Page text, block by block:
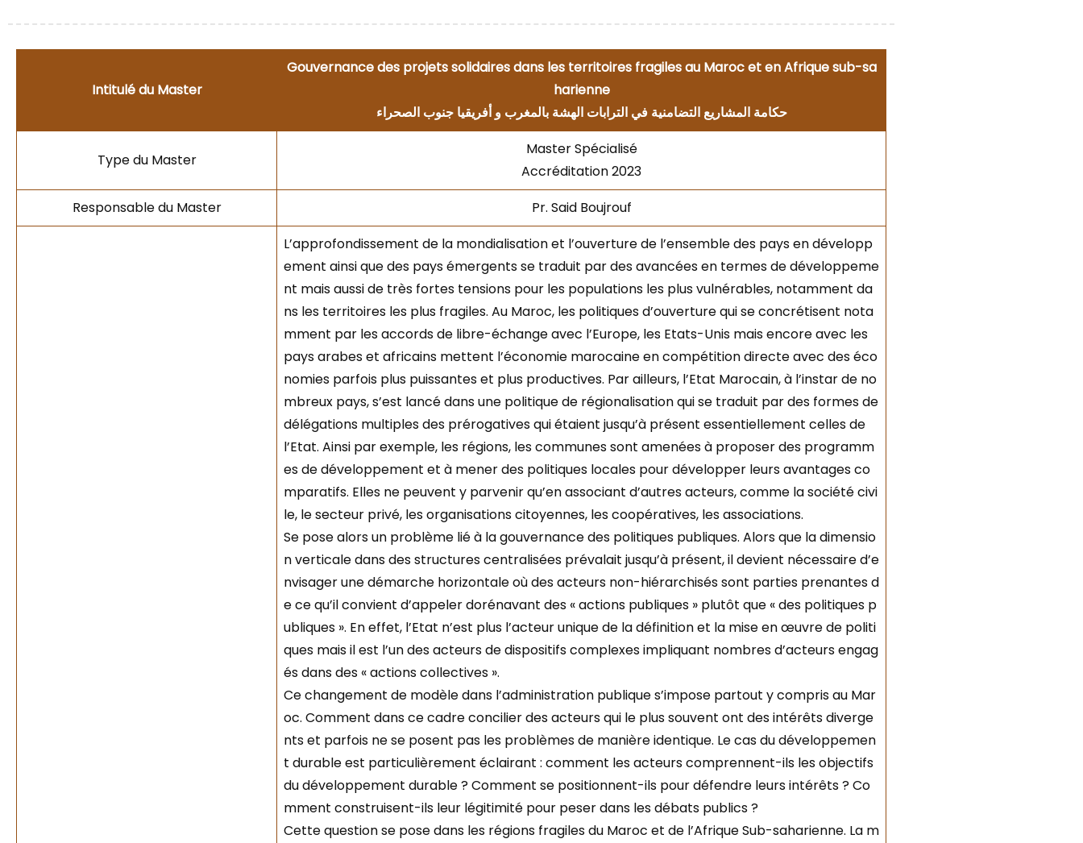
Intitulé du Master
Gouvernance des projets solidaires dans les territoires fragiles au Maroc et en Afrique sub-sa
harienne
حكامة المشاريع التضامنية في الترابات الهشة بالمغرب و أفريقيا جنوب الصحراء
Type du Master
Master Spécialisé
Accréditation 2023
Responsable du Master
Pr. Said Boujrouf
L’approfondissement de la mondialisation et l’ouverture de l’ensemble des pays en développ
ement ainsi que des pays émergents se traduit par des avancées en termes de développeme
nt mais aussi de très fortes tensions pour les populations les plus vulnérables, notamment da
ns les territoires les plus fragiles. Au Maroc, les politiques d’ouverture qui se concrétisent nota
mment par les accords de libre-échange avec l’Europe, les Etats-Unis mais encore avec les
pays arabes et africains mettent l’économie marocaine en compétition directe avec des éco
nomies parfois plus puissantes et plus productives. Par ailleurs, l’Etat Marocain, à l’instar de no
mbreux pays, s’est lancé dans une politique de régionalisation qui se traduit par des formes de
délégations multiples des prérogatives qui étaient jusqu’à présent essentiellement celles de
l’Etat. Ainsi par exemple, les régions, les communes sont amenées à proposer des programm
es de développement et à mener des politiques locales pour développer leurs avantages co
mparatifs. Elles ne peuvent y parvenir qu’en associant d’autres acteurs, comme la société civi
le, le secteur privé, les organisations citoyennes, les coopératives, les associations.
Se pose alors un problème lié à la gouvernance des politiques publiques. Alors que la dimensio
n verticale dans des structures centralisées prévalait jusqu’à présent, il devient nécessaire d’e
nvisager une démarche horizontale où des acteurs non-hiérarchisés sont parties prenantes d
e ce qu’il convient d’appeler dorénavant des « actions publiques » plutôt que « des politiques p
ubliques ». En effet, l’Etat n’est plus l’acteur unique de la définition et la mise en œuvre de politi
ques mais il est l’un des acteurs de dispositifs complexes impliquant nombres d’acteurs engag
és dans des « actions collectives ».
Ce changement de modèle dans l’administration publique s’impose partout y compris au Mar
oc. Comment dans ce cadre concilier des acteurs qui le plus souvent ont des intérêts diverge
nts et parfois ne se posent pas les problèmes de manière identique. Le cas du développemen
t durable est particulièrement éclairant : comment les acteurs comprennent-ils les objectifs
du développement durable ? Comment se positionnent-ils pour défendre leurs intérêts ? Co
mment construisent-ils leur légitimité pour peser dans les débats publics ?
Cette question se pose dans les régions fragiles du Maroc et de l’Afrique Sub-saharienne. La m